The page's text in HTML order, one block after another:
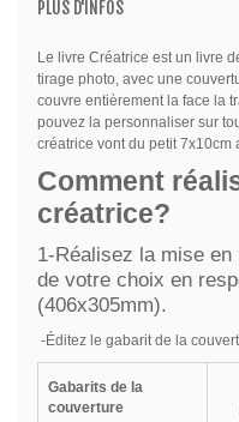
PLUS D'INFOS
Le livre Créatrice est un livre
tirage photo, avec une
couvre entièrement la face la
pouvez la personnaliser sur
créatrice vont du petit 7x10cm
Comment
créatrice?
1-Réalisez la mise
de votre choix en
(406x305mm).
-Éditez le gabarit de la
Gabarits de la
couverture